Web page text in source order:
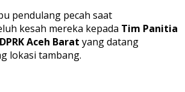
pendulang pecah saat
kesah mereka kepada Tim Panitia
Aceh Barat yang datang
lokasi tambang.